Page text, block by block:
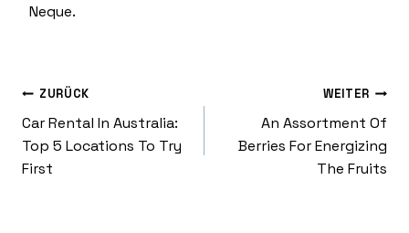
Neque.
ZURÜCK
Car Rental In Australia:
Top 5 Locations To Try
First
WEITER
An Assortment Of
Berries For Energizing
The Fruits